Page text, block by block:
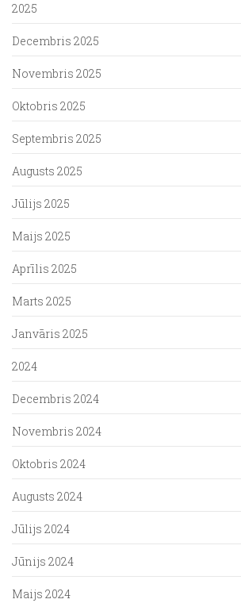
2025
Decembris 2025
Novembris 2025
Oktobris 2025
Septembris 2025
Augusts 2025
Jūlijs 2025
Maijs 2025
Aprīlis 2025
Marts 2025
Janvāris 2025
2024
Decembris 2024
Novembris 2024
Oktobris 2024
Augusts 2024
Jūlijs 2024
Jūnijs 2024
Maijs 2024